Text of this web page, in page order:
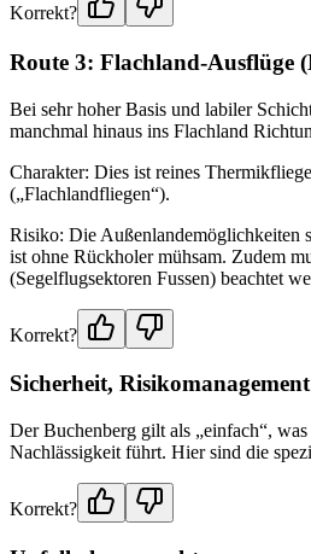
Korrekt?
Route 3: Flachland-Ausflüge
Bei sehr hoher Basis und labiler
manchmal hinaus ins Flachland
Charakter: Dies ist reines
(„Flachlandfliegen“).
Risiko: Die Außenlandemöglichkeiten
ist ohne Rückholer mühsam. Zudem
(Segelflugsektoren Fussen) beachtet
Korrekt?
Sicherheit,
Der Buchenberg gilt als „einfach“, was
Nachlässigkeit führt. Hier sind die
Korrekt?